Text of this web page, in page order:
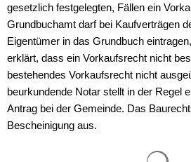
gesetzlich festgelegten, Fällen ein
Grundbuchamt darf bei Kaufverträgen
Eigentümer in das Grundbuch
erklärt, dass ein Vorkaufsrecht nicht
bestehendes Vorkaufsrecht nicht
beurkundende Notar stellt in der Regel
Antrag bei der Gemeinde. Das
Bescheinigung aus.